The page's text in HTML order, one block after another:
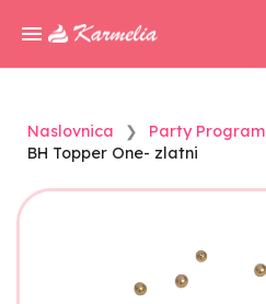
Naslovnica
Party Program
BH Topper One- zlatni